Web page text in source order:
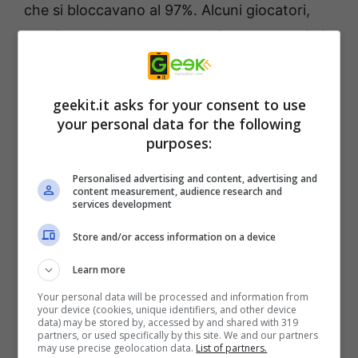
che si bloccavano al 97%. Alcuni giocatori,
pur riuscendo ad accedere, si sono trovati di
fronte a texture che si caricavano lentamente
team diFlight Simulator, ha comunicato
ufficialmente che questi problemi sono stati
99,999% e i server funzionano come
Hotfix, Patch e il problema
degli Add-on
Per risolvere i problemi iniziali,Asobo Studio
geekit.it asks for your consent to use
your personal data for the following
purposes:
Personalised advertising and content, advertising and
content measurement, audience research and
services development
Store and/or access information on a device
Learn more
Your personal data will be processed and information from
your device (cookies, unique identifiers, and other device
data) may be stored by, accessed by and shared with 319
partners, or used specifically by this site. We and our partners
may use precise geolocation data. List of partners.